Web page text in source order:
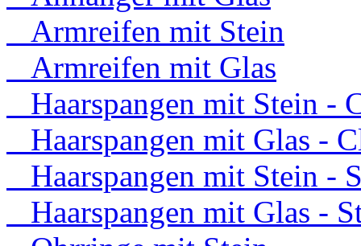
Armreifen mit Stein
Armreifen mit Glas
Haarspangen mit Stein -
Haarspangen mit Glas -
Haarspangen mit Stein -
Haarspangen mit Glas -